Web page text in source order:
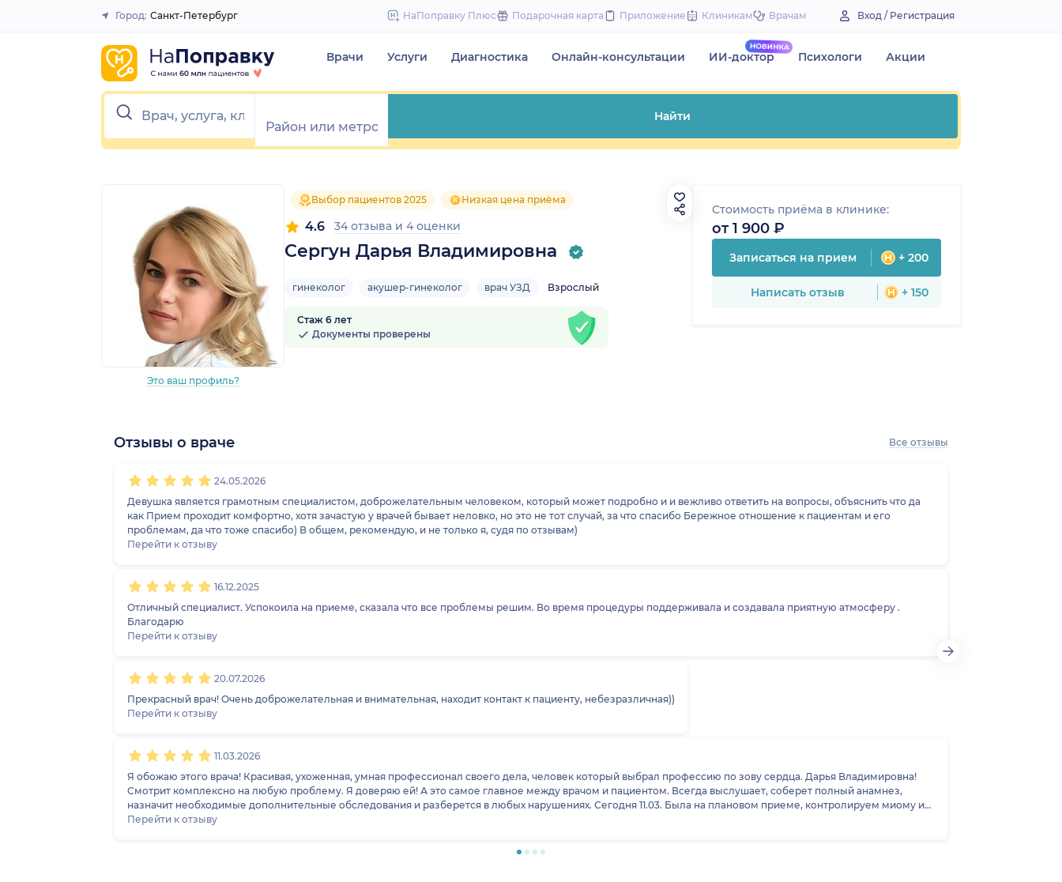
to
Закрыть
Город: Санкт-Петербург НаПоправку Плюс Подарочная карта Приложение Клиникам Врачам Вход / Регистрация
Врачи Услуги Диагностика Онлайн-консультации ИИ-доктор Психологи Акции
Найти
Это ваш профиль?
Выбор пациентов 2025 Низкая цена приёма
Сергун Дарья Владимировна
4.6 34 отзыва и 4 оценки
гинеколог акушер-гинеколог врач УЗД Взрослый
Стаж 6 лет
Документы проверены
Стоимость приёма в клинике:
от 1 900 ₽
Записаться на прием + 200
Написать отзыв + 150
Отзывы о враче Все отзывы
24.05.2026
Девушка является грамотным специалистом, доброжелательным человеком, который может подробно и и вежливо ответить на вопросы, объяснить что да
как Прием проходит комфортно, хотя зачастую у врачей бывает неловко, но это не тот случай, за что спасибо Бережное отношение к пациентам и его
проблемам, да что тоже спасибо) В общем, рекомендую, и не только я, судя по отзывам)
Перейти к отзыву
16.12.2025
Отличный специалист. Успокоила на приеме, сказала что все проблемы решим. Во время процедуры поддерживала и создавала приятную атмосферу .
Благодарю
Перейти к отзыву
20.07.2026
Прекрасный врач! Очень доброжелательная и внимательная, находит контакт к пациенту, небезразличная))
Перейти к отзыву
11.03.2026
Я обожаю этого врача! Красивая, ухоженная, умная профессионал своего дела, человек который выбрал профессию по зову сердца. Дарья Владимировна!
Смотрит комплексно на любую проблему. Я доверяю ей! А это самое главное между врачом и пациентом. Всегда выслушает, соберет полный анамнез,
назначит необходимые дополнительные обследования и разберется в любых нарушениях. Сегодня 11.03. Была на плановом приеме, контролируем миому и
есть не большое опущение. Получила полный расклад и все необходимые рекомендации. Полное вовлечения врача в процесс работы с пациентом. Когда
Перейти к отзыву